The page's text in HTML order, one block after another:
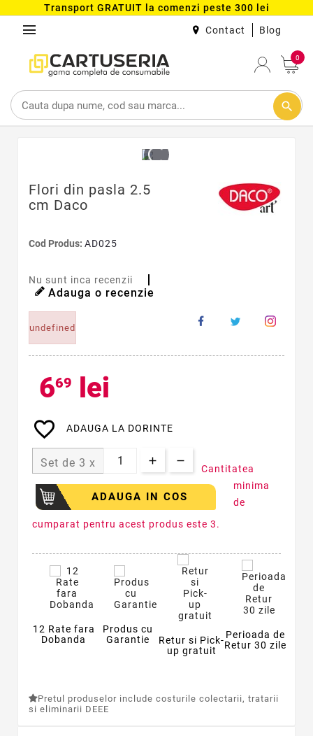
Transport GRATUIT la comenzi peste 300 lei
menu Contact Blog
0
search
Flori din pasla 2.5
cm Daco
Cod Produs: AD025
Nu sunt inca recenzii
Adauga o recenzie
undefined
669 lei
favorite_border ADAUGA LA DORINTE
Set de 3 x
ADAUGA IN COS
Cantitatea
minima
de
cumparat pentru acest produs este 3.
12 Rate fara
Dobanda
Produs cu
Garantie
Retur si Pick-
up gratuit
Perioada de
Retur 30 zile
Pretul produselor include costurile colectarii, tratarii
si eliminarii DEEE